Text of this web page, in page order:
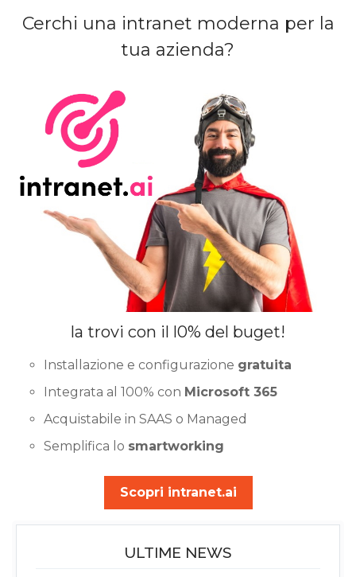
Cerchi una intranet moderna per la
tua azienda?
la trovi con il l0% del buget!
Installazione e configurazione gratuita
Integrata al 100% con Microsoft 365
Acquistabile in SAAS o Managed
Semplifica lo smartworking
Scopri intranet.ai
ULTIME NEWS